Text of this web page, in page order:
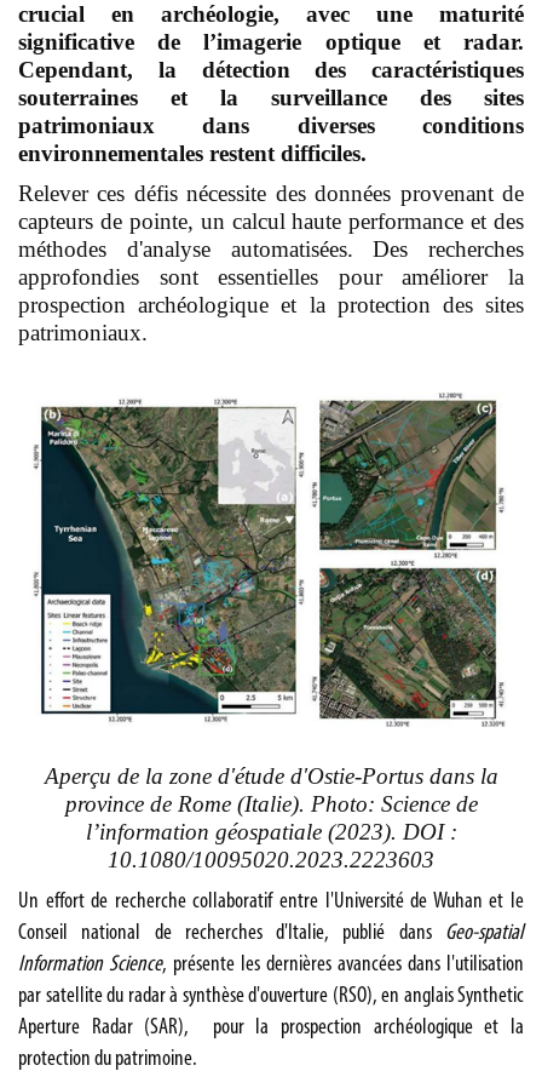
crucial en archéologie, avec une maturité
significative de l’imagerie optique et radar.
Cependant, la détection des caractéristiques
souterraines et la surveillance des sites
patrimoniaux dans diverses conditions
environnementales restent difficiles.
Relever ces défis nécessite des données provenant de
capteurs de pointe, un calcul haute performance et des
méthodes d'analyse automatisées. Des recherches
approfondies sont essentielles pour améliorer la
prospection archéologique et la protection des sites
patrimoniaux.
Aperçu de la zone d'étude d'Ostie-Portus dans la
province de Rome (Italie). Photo: Science de
l’information géospatiale (2023). DOI :
10.1080/10095020.2023.2223603
Un effort de recherche collaboratif entre l'Université de Wuhan et le
Conseil national de recherches d'Italie, publié dans Geo-spatial
Information Science, présente les dernières avancées dans l'utilisation
par satellite du radar à synthèse d'ouverture (RSO), en anglais Synthetic
Aperture Radar (SAR), pour la prospection archéologique et la
protection du patrimoine.